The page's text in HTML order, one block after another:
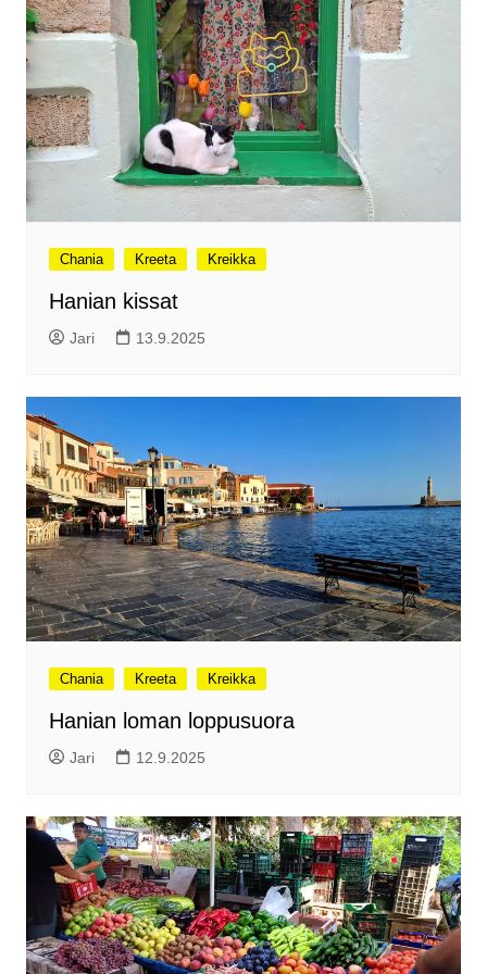
Chania Kreeta Kreikka
Hanian kissat
Jari 13.9.2025
Chania Kreeta Kreikka
Hanian loman loppusuora
Jari 12.9.2025